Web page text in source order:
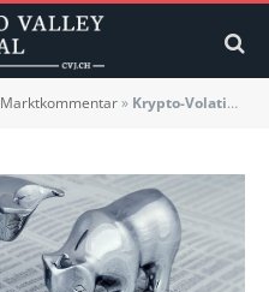
Marktkommentar» Krypto-Volatilität erreicht neue Tiefststände